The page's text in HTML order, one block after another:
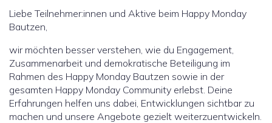
Liebe Teilnehmer:innen und Aktive beim Happy Monday
Bautzen,
wir möchten besser verstehen, wie du Engagement,
Zusammenarbeit und demokratische Beteiligung im
Rahmen des Happy Monday Bautzen sowie in der
gesamten Happy Monday Community erlebst. Deine
Erfahrungen helfen uns dabei, Entwicklungen sichtbar zu
machen und unsere Angebote gezielt weiterzuentwickeln.